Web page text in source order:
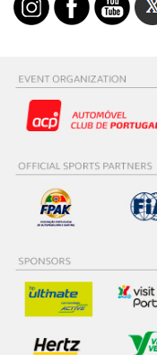
parceiros e
dados pessoais
consentimento e
necessário no
Realçamos que o
tecnologias
experiência de
Consulte a política